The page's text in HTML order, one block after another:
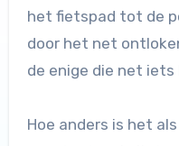
het fietspad tot de
door het net
de enige die net
Hoe anders is het